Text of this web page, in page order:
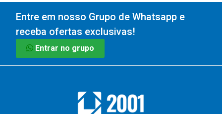
Entre em nosso Grupo de Whatsapp e
receba ofertas exclusivas!
Entrar no grupo